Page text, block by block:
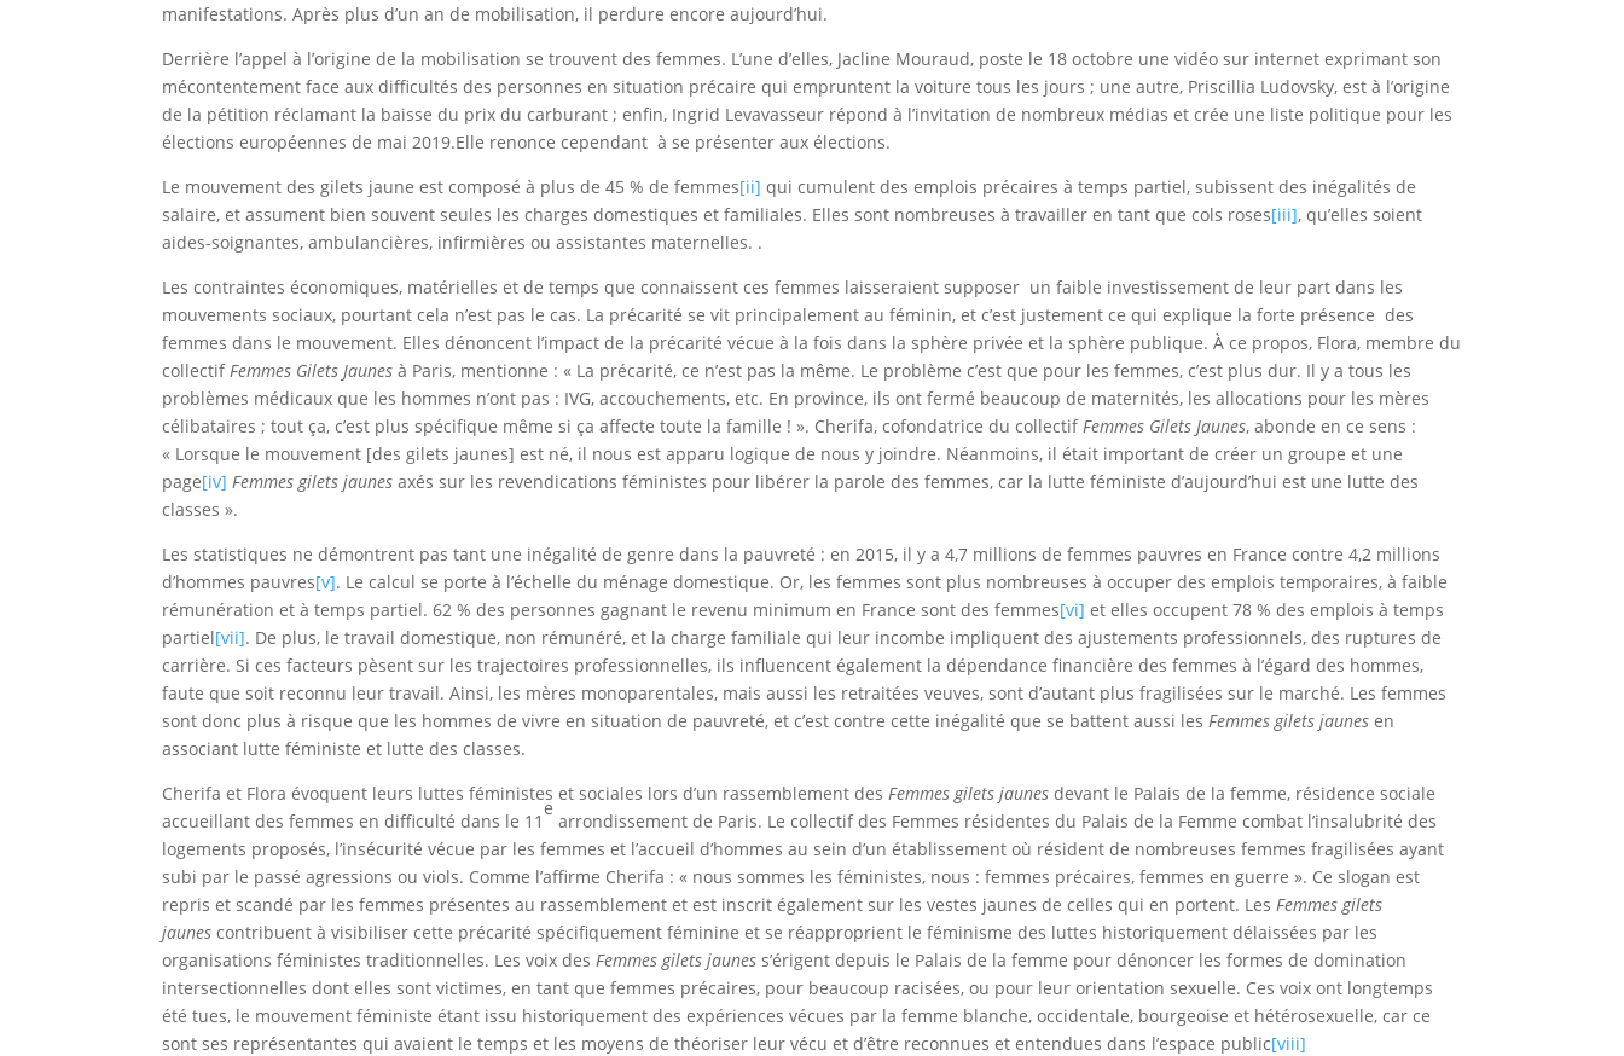
manifestations. Après plus d’un an de mobilisation, il perdure encore aujourd’hui.
Derrière l’appel à l’origine de la mobilisation se trouvent des femmes. L’une d’elles, Jacline Mouraud, poste le 18 octobre une vidéo sur internet exprimant son
mécontentement face aux difficultés des personnes en situation précaire qui empruntent la voiture tous les jours ; une autre, Priscillia Ludovsky, est à l’origine
de la pétition réclamant la baisse du prix du carburant ; enfin, Ingrid Levavasseur répond à l’invitation de nombreux médias et crée une liste politique pour les
élections européennes de mai 2019.Elle renonce cependant à se présenter aux élections.
Le mouvement des gilets jaune est composé à plus de 45 % de femmes[ii] qui cumulent des emplois précaires à temps partiel, subissent des inégalités de
salaire, et assument bien souvent seules les charges domestiques et familiales. Elles sont nombreuses à travailler en tant que cols roses[iii], qu’elles soient
aides-soignantes, ambulancières, infirmières ou assistantes maternelles. .
Les contraintes économiques, matérielles et de temps que connaissent ces femmes laisseraient supposer un faible investissement de leur part dans les
mouvements sociaux, pourtant cela n’est pas le cas. La précarité se vit principalement au féminin, et c’est justement ce qui explique la forte présence des
femmes dans le mouvement. Elles dénoncent l’impact de la précarité vécue à la fois dans la sphère privée et la sphère publique. À ce propos, Flora, membre du
collectif Femmes Gilets Jaunes à Paris, mentionne : « La précarité, ce n’est pas la même. Le problème c’est que pour les femmes, c’est plus dur. Il y a tous les
problèmes médicaux que les hommes n’ont pas : IVG, accouchements, etc. En province, ils ont fermé beaucoup de maternités, les allocations pour les mères
célibataires ; tout ça, c’est plus spécifique même si ça affecte toute la famille ! ». Cherifa, cofondatrice du collectif Femmes Gilets Jaunes, abonde en ce sens :
« Lorsque le mouvement [des gilets jaunes] est né, il nous est apparu logique de nous y joindre. Néanmoins, il était important de créer un groupe et une
page[iv] Femmes gilets jaunes axés sur les revendications féministes pour libérer la parole des femmes, car la lutte féministe d’aujourd’hui est une lutte des
classes ».
Les statistiques ne démontrent pas tant une inégalité de genre dans la pauvreté : en 2015, il y a 4,7 millions de femmes pauvres en France contre 4,2 millions
d’hommes pauvres[v]. Le calcul se porte à l’échelle du ménage domestique. Or, les femmes sont plus nombreuses à occuper des emplois temporaires, à faible
rémunération et à temps partiel. 62 % des personnes gagnant le revenu minimum en France sont des femmes[vi] et elles occupent 78 % des emplois à temps
partiel[vii]. De plus, le travail domestique, non rémunéré, et la charge familiale qui leur incombe impliquent des ajustements professionnels, des ruptures de
carrière. Si ces facteurs pèsent sur les trajectoires professionnelles, ils influencent également la dépendance financière des femmes à l’égard des hommes,
faute que soit reconnu leur travail. Ainsi, les mères monoparentales, mais aussi les retraitées veuves, sont d’autant plus fragilisées sur le marché. Les femmes
sont donc plus à risque que les hommes de vivre en situation de pauvreté, et c’est contre cette inégalité que se battent aussi les Femmes gilets jaunes en
associant lutte féministe et lutte des classes.
Cherifa et Flora évoquent leurs luttes féministes et sociales lors d’un rassemblement des Femmes gilets jaunes devant le Palais de la femme, résidence sociale
accueillant des femmes en difficulté dans le 11
e
arrondissement de Paris. Le collectif des Femmes résidentes du Palais de la Femme combat l’insalubrité des
logements proposés, l’insécurité vécue par les femmes et l’accueil d’hommes au sein d’un établissement où résident de nombreuses femmes fragilisées ayant
subi par le passé agressions ou viols. Comme l’affirme Cherifa : « nous sommes les féministes, nous : femmes précaires, femmes en guerre ». Ce slogan est
repris et scandé par les femmes présentes au rassemblement et est inscrit également sur les vestes jaunes de celles qui en portent. Les Femmes gilets
jaunes contribuent à visibiliser cette précarité spécifiquement féminine et se réapproprient le féminisme des luttes historiquement délaissées par les
organisations féministes traditionnelles. Les voix des Femmes gilets jaunes s’érigent depuis le Palais de la femme pour dénoncer les formes de domination
intersectionnelles dont elles sont victimes, en tant que femmes précaires, pour beaucoup racisées, ou pour leur orientation sexuelle. Ces voix ont longtemps
été tues, le mouvement féministe étant issu historiquement des expériences vécues par la femme blanche, occidentale, bourgeoise et hétérosexuelle, car ce
sont ses représentantes qui avaient le temps et les moyens de théoriser leur vécu et d’être reconnues et entendues dans l’espace public[viii]